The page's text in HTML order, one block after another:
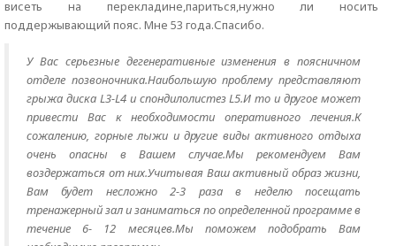
висеть на перекладине,париться,нужно ли носить
поддержывающий пояс. Мне 53 года.Спасибо.
У Вас серьезные дегенеративные изменения в поясничном
отделе позвоночника.Наибольшую проблему представляют
грыжа диска L3-L4 и спондилолистез L5.И то и другое может
привести Вас к необходимости оперативного лечения.К
сожалению, горные лыжи и другие виды активного отдыха
очень опасны в Вашем случае.Мы рекомендуем Вам
воздержаться от них.Учитывая Ваш активный образ жизни,
Вам будет несложно 2-3 раза в неделю посещать
тренажерный зал и заниматься по определенной программе в
течение 6- 12 месяцев.Мы поможем подобрать Вам